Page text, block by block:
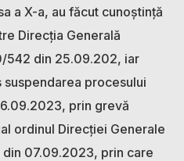
a X-a, au făcut cunoștință
Direcția Generală
542 din 25.09.202, iar
procesului
prin grevă
ordinul Direcției Generale
din 07.09.2023, prin care